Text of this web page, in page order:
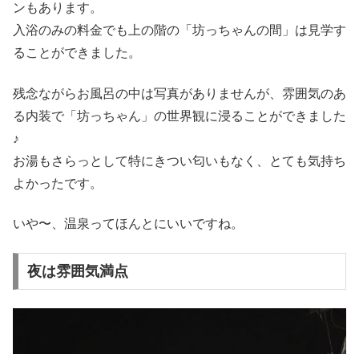
ンもあります。
入浴のみの料金でも上の階の「坊っちゃんの間」は見学す
ることができました。
残念ながらお風呂の中は写真がありませんが、雰囲気のあ
る内装で「坊っちゃん」の世界観に浸ることができました
♪
お湯もさらっとして特にきつい匂いもなく、とても気持ち
よかったです。
いや〜、温泉ってほんとにいいですね。
夜は雰囲気満点